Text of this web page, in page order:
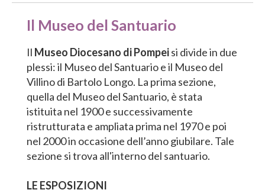
Il Museo del Santuario
Il Museo Diocesano di Pompeisi divide in due
plessi: il Museo del Santuario e il Museo del
Villino di Bartolo Longo. La prima sezione,
quella del Museo del Santuario, è stata
istituita nel 1900 e successivamente
ristrutturata e ampliata prima nel 1970 e poi
nel 2000 in occasione dell’anno giubilare. Tale
sezione si trova all'interno del santuario.
LE ESPOSIZIONI